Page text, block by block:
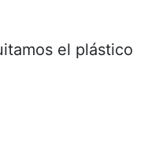
el plástico